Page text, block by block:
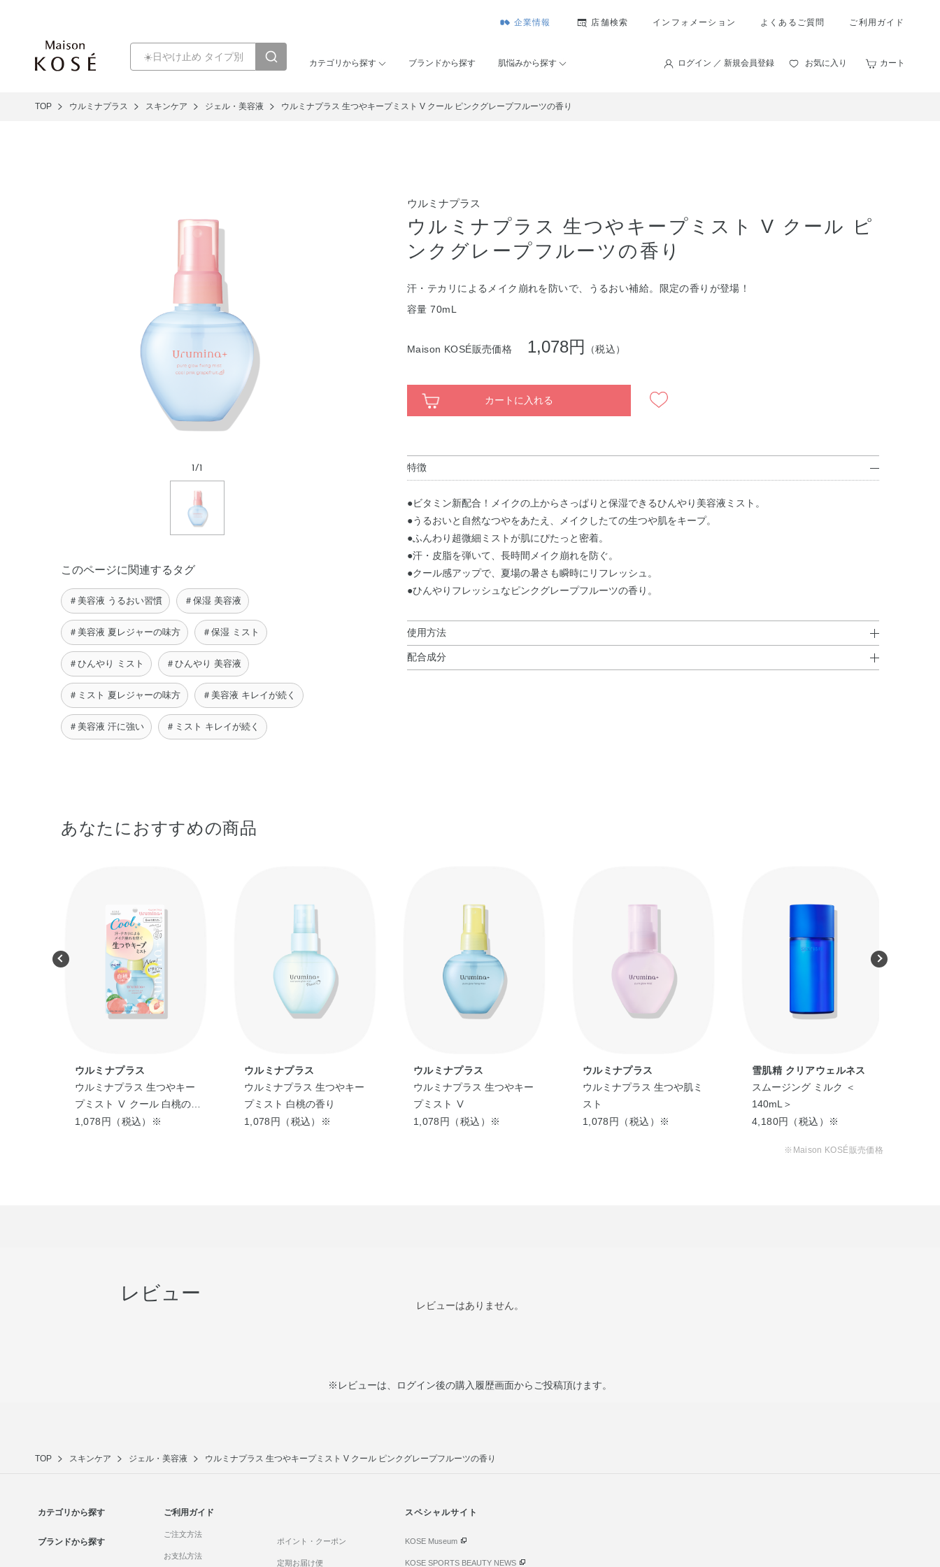
企業情報 店舗検索 インフォメーション よくあるご質問 ご利用ガイド
カテゴリから探す ブランドから探す 肌悩みから探す ログイン ／ 新規会員登録 お気に入り カート
TOP ウルミナプラス スキンケア ジェル・美容液 ウルミナプラス 生つやキープミスト V クール ピンクグレープフルーツの香り
1/1
このページに関連するタグ
＃美容液 うるおい習慣 ＃保湿 美容液
＃美容液 夏レジャーの味方 ＃保湿 ミスト
＃ひんやり ミスト ＃ひんやり 美容液
＃ミスト 夏レジャーの味方 ＃美容液 キレイが続く
＃美容液 汗に強い ＃ミスト キレイが続く
ウルミナプラス
ウルミナプラス 生つやキープミスト V クール ピ
ンクグレープフルーツの香り
汗・テカリによるメイク崩れを防いで、うるおい補給。限定の香りが登場！
容量 70mL
Maison KOSÉ販売価格 1,078円 （税込）
カートに入れる
特徴
●ビタミン新配合！メイクの上からさっぱりと保湿できるひんやり美容液ミスト。
●うるおいと自然なつやをあたえ、メイクしたての生つや肌をキープ。
●ふんわり超微細ミストが肌にぴたっと密着。
●汗・皮脂を弾いて、長時間メイク崩れを防ぐ。
●クール感アップで、夏場の暑さも瞬時にリフレッシュ。
●ひんやりフレッシュなピンクグレープフルーツの香り。
使用方法
使用方法
配合成分
あなたにおすすめの商品
ウルミナプラス
ウルミナプラス 生つやキー
プミスト Ⅴ クール 白桃の香
り
1,078円（税込）※
ウルミナプラス
ウルミナプラス 生つやキー
プミスト 白桃の香り
1,078円（税込）※
ウルミナプラス
ウルミナプラス 生つやキー
プミスト Ⅴ
1,078円（税込）※
ウルミナプラス
ウルミナプラス 生つや肌ミ
スト
1,078円（税込）※
雪肌精 クリアウェルネス
スムージング ミルク ＜
140mL＞
4,180円（税込）※
※Maison KOSÉ販売価格
レビュー
レビューはありません。
※レビューは、ログイン後の購入履歴画面からご投稿頂けます。
TOP スキンケア ジェル・美容液 ウルミナプラス 生つやキープミスト V クール ピンクグレープフルーツの香り
カテゴリから探す
ブランドから探す
ご利用ガイド
ご注文方法
お支払方法
ポイント・クーポン
定期お届け便
スペシャルサイト
KOSE Museum
KOSE SPORTS BEAUTY NEWS